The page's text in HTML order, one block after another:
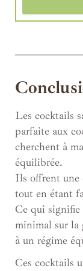
Les cocktails
parfaite aux
cherchent à
équilibrée.
Ils offrent une
tout en étant
Ce qui signifie
minimal sur la
à un régime
Ces cocktails